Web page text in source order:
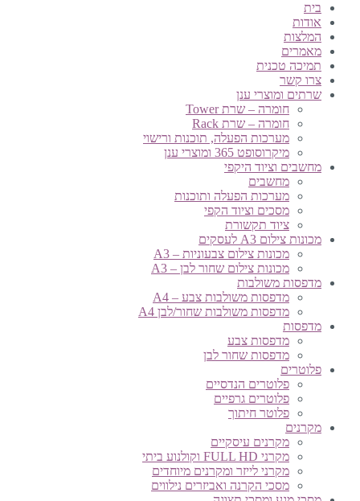
בית
אודות
המלצות
מאמרים
תמיכה טכנית
צרו קשר
שרתים ומוצרי ענן
חומרה – שרת Tower
חומרה – שרת Rack
מערכות הפעלה, תוכנות ורישוי
מיקרוסופט 365 ומוצרי ענן
מחשבים וציוד היקפי
מחשבים
מערכות הפעלה ותוכנות
מסכים וציוד הקפי
ציוד תקשורת
מכונות צילום A3 לעסקים
מכונות צילום צבעוניות – A3
מכונות צילום שחור לבן – A3
מדפסות משולבות
מדפסות משולבות צבע – A4
מדפסות משולבות שחור/לבן A4
מדפסות
מדפסות צבע
מדפסות שחור לבן
פלוטרים
פלוטרים הנדסיים
פלוטרים גרפיים
פלוטר חיתוך
מקרנים
מקרנים עיסקיים
מקרני FULL HD וקולנוע ביתי
מקרני לייזר ומקרנים מיוחדים
מסכי הקרנה ואביזרים נילווים